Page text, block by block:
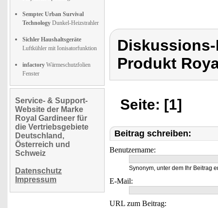
Semptec Urban Survival
Technology Dunkel-Heizstrahler
Sichler Haushaltsgeräte
Luftkühler mit Ionisatorfunktion
infactory Wärmeschutzfolien
Fenster
Service- & Support-
Website der Marke
Royal Gardineer für
die Vertriebsgebiete
Deutschland,
Österreich und
Schweiz
Datenschutz
Impressum
Produkt
Seite: [1]
Beitrag schreiben:
Benutzername:
Synonym, unter dem Ihr Beitrag
E-Mail:
URL zum Beitrag: